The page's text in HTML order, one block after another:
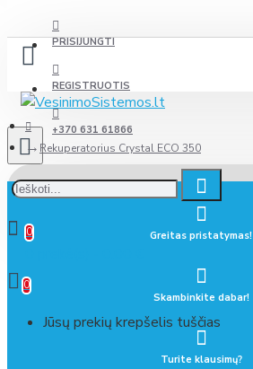
PRISIJUNGTI
REGISTRUOTIS
+370 631 61866
0
0
Jūsų prekių krepšelis tuščias
Rekuperatorius Crystal ECO 350
Greitas pristatymas!
Skambinkite dabar!
Turite klausimų?